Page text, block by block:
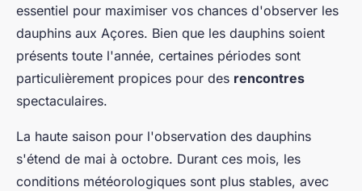
essentiel pour maximiser vos chances d'observer les
dauphins aux Açores. Bien que les dauphins soient
présents toute l'année, certaines périodes sont
particulièrement propices pour des rencontres
spectaculaires.
La haute saison pour l'observation des dauphins
s'étend de mai à octobre. Durant ces mois, les
conditions météorologiques sont plus stables, avec